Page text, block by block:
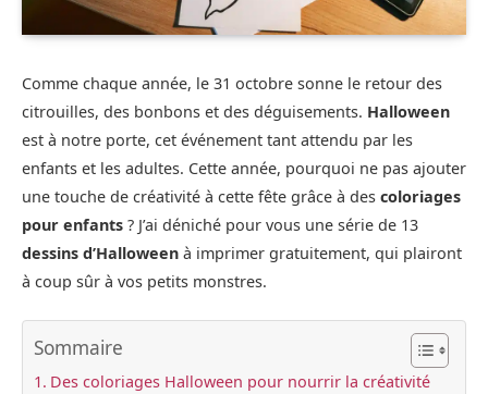
Comme chaque année, le 31 octobre sonne le retour des
citrouilles, des bonbons et des déguisements. Halloween
est à notre porte, cet événement tant attendu par les
enfants et les adultes. Cette année, pourquoi ne pas ajouter
une touche de créativité à cette fête grâce à des coloriages
pour enfants ? J’ai déniché pour vous une série de 13
dessins d’Halloween à imprimer gratuitement, qui plairont
à coup sûr à vos petits monstres.
Sommaire
Des coloriages Halloween pour nourrir la créativité